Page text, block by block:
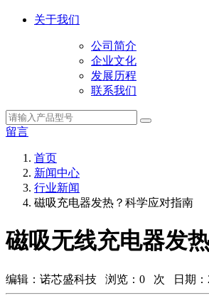
关于我们
公司简介
企业文化
发展历程
联系我们
留言
首页
新闻中心
行业新闻
磁吸充电器发热？科学应对指南
磁吸无线充电器发
编辑：诺芯盛科技 浏览： 0 次 日期：